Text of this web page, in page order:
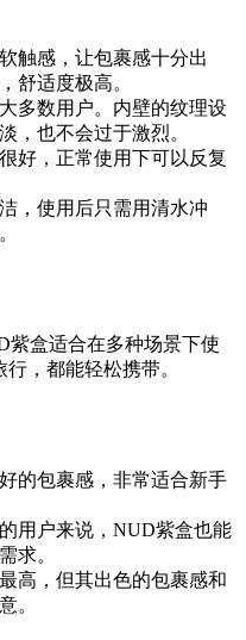
触感，让包裹感十分出
舒适度极高。
多数用户。内壁的纹理设
，也不会过于激烈。
好，正常使用下可以反复
，使用后只需用清水冲
紫盒适合在多种场景下使
，都能轻松携带。
的包裹感，非常适合新手
用户来说，NUD紫盒也能
求。
高，但其出色的包裹感和
。